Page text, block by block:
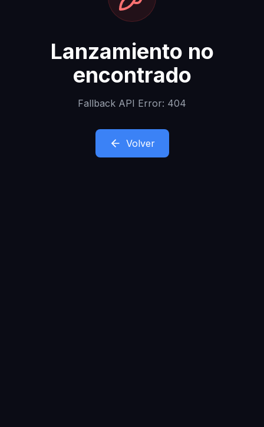
Lanzamiento no
encontrado
Fallback API Error: 404
Volver